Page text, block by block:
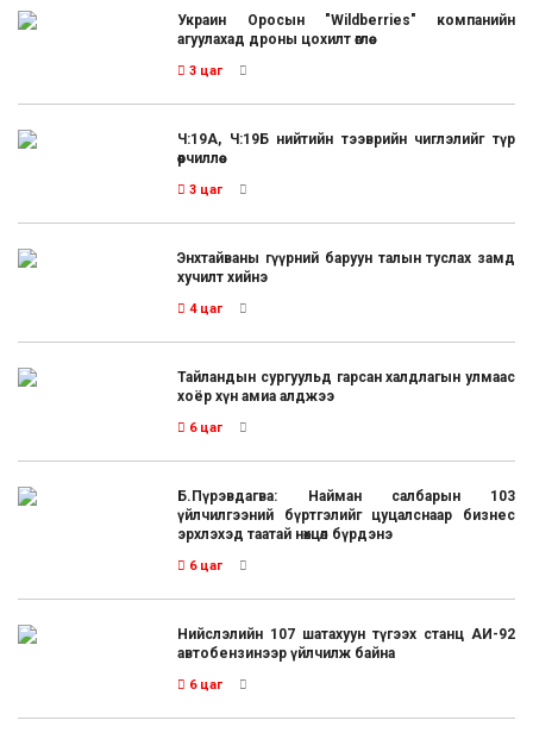
Украин Оросын "Wildberries" компанийн
агуулахад дроны цохилт өглөө
3 цаг
Ч:19А, Ч:19Б нийтийн тээврийн чиглэлийг түр
өөрчиллөө
3 цаг
Энхтайваны гүүрний баруун талын туслах замд
хучилт хийнэ
4 цаг
Тайландын сургуульд гарсан халдлагын улмаас
хоёр хүн амиа алджээ
6 цаг
Б.Пүрэвдагва: Найман салбарын 103
үйлчилгээний бүртгэлийг цуцалснаар бизнес
эрхлэхэд таатай нөхцөл бүрдэнэ
6 цаг
Нийслэлийн 107 шатахуун түгээх станц АИ-92
автобензинээр үйлчилж байна
6 цаг